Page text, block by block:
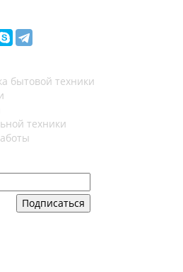
бытовой техники
техники